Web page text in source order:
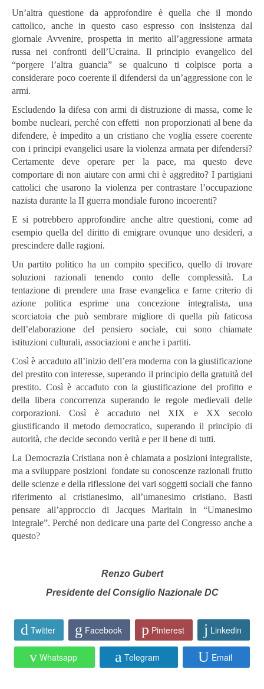
Un’altra questione da approfondire è quella che il mondo
cattolico, anche in questo caso espresso con insistenza dal
giornale Avvenire, prospetta in merito all’aggressione armata
russa nei confronti dell’Ucraina. Il principio evangelico del
“porgere l’altra guancia” se qualcuno ti colpisce porta a
considerare poco coerente il difendersi da un’aggressione con le
armi.
Escludendo la difesa con armi di distruzione di massa, come le
bombe nucleari, perché con effetti non proporzionati al bene da
difendere, è impedito a un cristiano che voglia essere coerente
con i principi evangelici usare la violenza armata per difendersi?
Certamente deve operare per la pace, ma questo deve
comportare di non aiutare con armi chi è aggredito? I partigiani
cattolici che usarono la violenza per contrastare l’occupazione
nazista durante la II guerra mondiale furono incoerenti?
E si potrebbero approfondire anche altre questioni, come ad
esempio quella del diritto di emigrare ovunque uno desideri, a
prescindere dalle ragioni.
Un partito politico ha un compito specifico, quello di trovare
soluzioni razionali tenendo conto delle complessità. La
tentazione di prendere una frase evangelica e farne criterio di
azione politica esprime una concezione integralista, una
scorciatoia che può sembrare migliore di quella più faticosa
dell’elaborazione del pensiero sociale, cui sono chiamate
istituzioni culturali, associazioni e anche i partiti.
Così è accaduto all’inizio dell’era moderna con la giustificazione
del prestito con interesse, superando il principio della gratuità del
prestito. Così è accaduto con la giustificazione del profitto e
della libera concorrenza superando le regole medievali delle
corporazioni. Così è accaduto nel XIX e XX secolo
giustificando il metodo democratico, superando il principio di
autorità, che decide secondo verità e per il bene di tutti.
La Democrazia Cristiana non è chiamata a posizioni integraliste,
ma a sviluppare posizioni fondate su conoscenze razionali frutto
delle scienze e della riflessione dei vari soggetti sociali che fanno
riferimento al cristianesimo, all’umanesimo cristiano. Basti
pensare all’approccio di Jacques Maritain in “Umanesimo
integrale”. Perché non dedicare una parte del Congresso anche a
questo?
Renzo Gubert
Presidente del Consiglio Nazionale DC
Twitter Facebook Pinterest Linkedin
Whatsapp Telegram Email